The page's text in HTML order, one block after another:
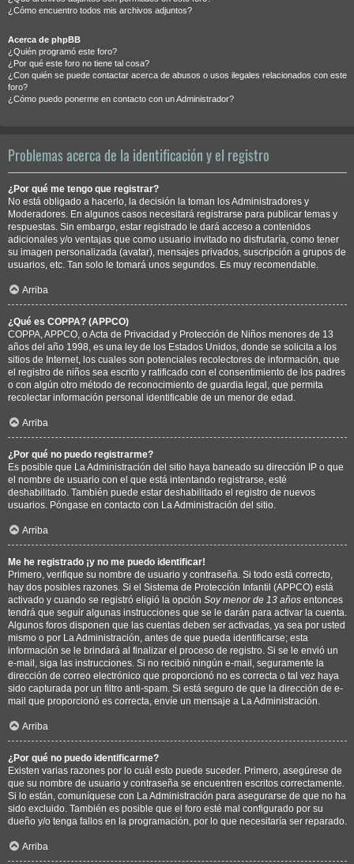
¿Cómo encuentro todos mis archivos adjuntos?
Acerca de phpBB
¿Quién programó este foro?
¿Por qué este foro no tiene tal cosa?
¿Con quién se puede contactar acerca de abusos o usos ilegales relacionados con este
foro?
¿Cómo puedo ponerme en contacto con un Administrador?
Problemas acerca de la identificación y el registro
¿Por qué me tengo que registrar?
No está obligado a hacerlo, la decisión la toman los Administradores y
Moderadores. En algunos casos necesitará registrarse para publicar temas y
respuestas. Sin embargo, estar registrado le dará acceso a contenidos
adicionales y/o ventajas que como usuario invitado no disfrutaría, como tener
su imagen personalizada (avatar), mensajes privados, suscripción a grupos de
usuarios, etc. Tan solo le tomará unos segundos. Es muy recomendable.
Arriba
¿Qué es COPPA? (APPCO)
COPPA, APPCO, o Acta de Privacidad y Protección de Niños menores de 13
años del año 1998, es una ley de los Estados Unidos, donde se solicita a los
sitios de Internet, los cuales son potenciales recolectores de información, que
el registro de niños sea escrito y ratificado con el consentimiento de los padres
o con algún otro método de reconocimiento de guardia legal, que permita
recolectar información personal identificable de un menor de edad.
Arriba
¿Por qué no puedo registrarme?
Es posible que La Administración del sitio haya baneado su dirección IP o que
el nombre de usuario con el que está intentando registrarse, esté
deshabilitado. También puede estar deshabilitado el registro de nuevos
usuarios. Póngase en contacto con La Administración del sitio.
Arriba
Me he registrado ¡y no me puedo identificar!
Primero, verifique su nombre de usuario y contraseña. Si todo está correcto,
hay dos posibles razones. Si el Sistema de Protección Infantil (APPCO) está
activado y cuando se registró eligió la opción Soy menor de 13 años entonces
tendrá que seguir algunas instrucciones que se le darán para activar la cuenta.
Algunos foros disponen que las cuentas deben ser activadas, ya sea por usted
mismo o por La Administración, antes de que pueda identificarse; esta
información se le brindará al finalizar el proceso de registro. Si se le envió un
e-mail, siga las instrucciones. Si no recibió ningún e-mail, seguramente la
dirección de correo electrónico que proporcionó no es correcta o tal vez haya
sido capturada por un filtro anti-spam. Si está seguro de que la dirección de e-
mail que proporcionó es correcta, envíe un mensaje a La Administración.
Arriba
¿Por qué no puedo identificarme?
Existen varias razones por lo cuál esto puede suceder. Primero, asegúrese de
que su nombre de usuario y contraseña se encuentren escritos correctamente.
Si lo están, comuníquese con La Administración para asegurarse de que no ha
sido excluido. También es posible que el foro esté mal configurado por su
dueño y/o tenga fallos en la programación, por lo que necesitaría ser reparado.
Arriba